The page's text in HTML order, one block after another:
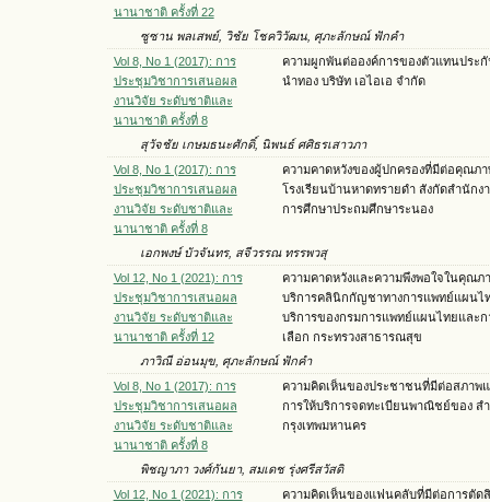
นานาชาติ ครั้งที่ 22
ซูซาน พลเสพย์, วิชัย โชควิวัฒน, ศุภะลักษณ์ ฟักคำ
Vol 8, No 1 (2017): การ
ประชุมวิชาการเสนอผล
งานวิจัย ระดับชาติและ
นานาชาติ ครั้งที่ 8
ความผูกพันต่อองค์การของตัวแทนประกั
นำทอง บริษัท เอไอเอ จำกัด
สุวัจชัย เกษมธนะศักดิ์, นิพนธ์ ศศิธรเสาวภา
Vol 8, No 1 (2017): การ
ประชุมวิชาการเสนอผล
งานวิจัย ระดับชาติและ
นานาชาติ ครั้งที่ 8
ความคาดหวังของผู้ปกครองที่มีต่อคุณภา
โรงเรียนบ้านหาดทรายดำ สังกัดสำนักง
การศึกษาประถมศึกษาระนอง
เอกพงษ์ บัวจันทร, สจีวรรณ ทรรพวสุ
Vol 12, No 1 (2021): การ
ประชุมวิชาการเสนอผล
งานวิจัย ระดับชาติและ
นานาชาติ ครั้งที่ 12
ความคาดหวังและความพึงพอใจในคุณภ
บริการคลินิกกัญชาทางการแพทย์แผนไ
บริการของกรมการแพทย์แผนไทยและก
เลือก กระทรวงสาธารณสุข
ภาวิณี อ่อนมุข, ศุภะลักษณ์ ฟักคำ
Vol 8, No 1 (2017): การ
ประชุมวิชาการเสนอผล
งานวิจัย ระดับชาติและ
นานาชาติ ครั้งที่ 8
ความคิดเห็นของประชาชนที่มีต่อสภาพ
การให้บริการจดทะเบียนพาณิชย์ของ ส
กรุงเทพมหานคร
พิชญาภา วงศ์กันยา, สมเดช รุ่งศรีสวัสดิ
Vol 12, No 1 (2021): การ
ความคิดเห็นของแฟนคลับที่มีต่อการตัด